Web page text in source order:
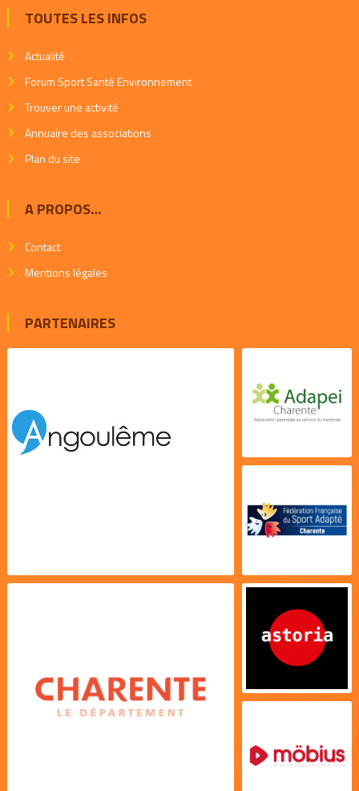
TOUTES LES INFOS
Actualité
Forum Sport Santé Environnement
Trouver une activité
Annuaire des associations
Plan du site
A PROPOS…
Contact
Mentions légales
PARTENAIRES